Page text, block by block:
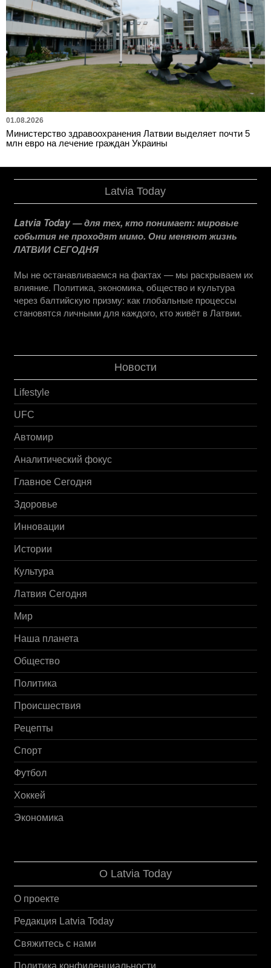
01.08.2026
Министерство здравоохранения Латвии выделяет почти 5
млн евро на лечение граждан Украины
Latvia Today
Latvia Today — для тех, кто понимает: мировые
события не проходят мимо. Они меняют жизнь
ЛАТВИИ СЕГОДНЯ
Мы не останавливаемся на фактах — мы раскрываем их
влияние. Политика, экономика, общество и культура
через балтийскую призму: как глобальные процессы
становятся личными для каждого, кто живёт в Латвии.
Новости
Lifestyle
UFC
Автомир
Аналитический фокус
Главное Сегодня
Здоровье
Инновации
Истории
Культура
Латвия Сегодня
Мир
Наша планета
Общество
Политика
Происшествия
Рецепты
Спорт
Футбол
Хоккей
Экономика
О Latvia Today
О проекте
Редакция Latvia Today
Свяжитесь с нами